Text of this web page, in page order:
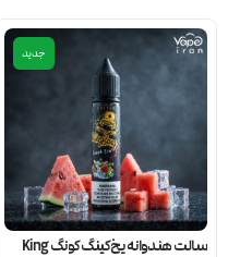
جدید
سالت هندوانه یخ کینگ کونگ King